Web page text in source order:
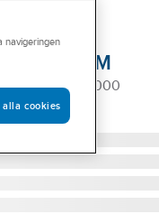
FMM
FMM 3777-1000
navigeringen
alla cookies